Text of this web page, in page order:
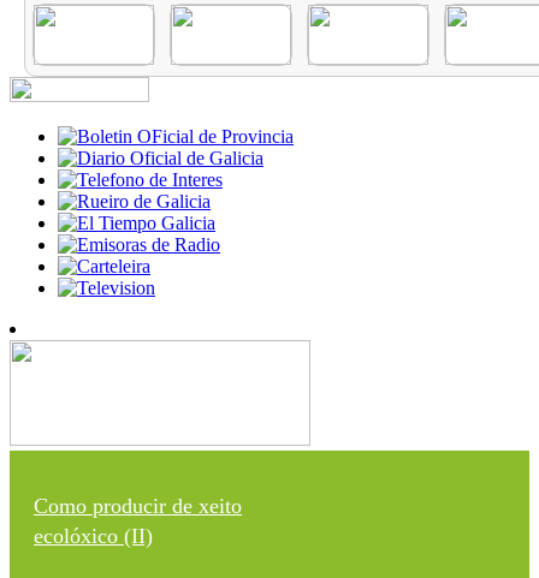
Como producir de xeito
ecolóxico (II)